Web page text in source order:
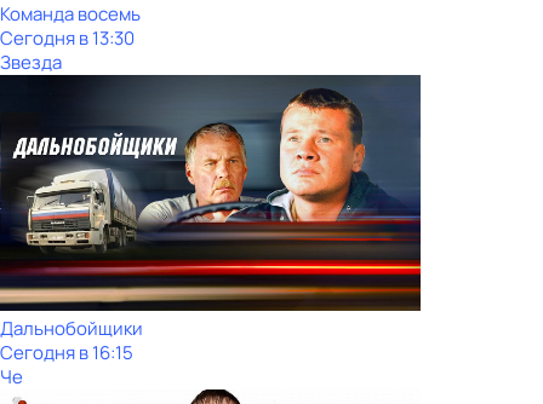
Команда восемь
Сегодня в 13:30
Звезда
Дальнобойщики
Сегодня в 16:15
Че